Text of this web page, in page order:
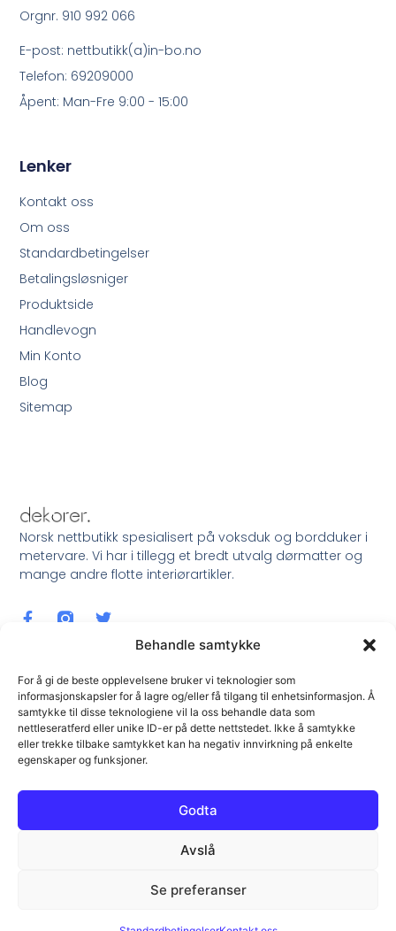
Behandle samtykke
For å gi de beste opplevelsene bruker vi teknologier som
informasjonskapsler for å lagre og/eller få tilgang til enhetsinformasjon. Å
samtykke til disse teknologiene vil la oss behandle data som
nettleseratferd eller unike ID-er på dette nettstedet. Ikke å samtykke
eller trekke tilbake samtykket kan ha negativ innvirkning på enkelte
egenskaper og funksjoner.
Godta
Avslå
Se preferanser
Norsk nettbutikk spesialisert på voksduk og bordduker i
metervare. Vi har i tillegg et bredt utvalg dørmatter og
mange andre flotte interiørartikler.
Lenker
Kontakt oss
Om oss
Standardbetingelser
Betalingsløsniger
Produktside
Handlevogn
Min Konto
Blog
Sitemap
Orgnr. 910 992 066
E-post: nettbutikk(a)in-bo.no
Telefon: 69209000
Åpent: Man-Fre 9:00 - 15:00
Meld Deg På Nyhetsbrev !